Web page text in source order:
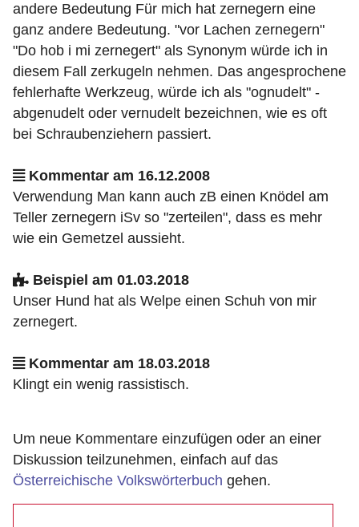
andere Bedeutung Für mich hat zernegern eine
ganz andere Bedeutung. "vor Lachen zernegern"
"Do hob i mi zernegert" als Synonym würde ich in
diesem Fall zerkugeln nehmen. Das angesprochene
fehlerhafte Werkzeug, würde ich als "ognudelt" -
abgenudelt oder vernudelt bezeichnen, wie es oft
bei Schraubenziehern passiert.
Kommentar am 16.12.2008
Verwendung Man kann auch zB einen Knödel am
Teller zernegern iSv so "zerteilen", dass es mehr
wie ein Gemetzel aussieht.
Beispiel am 01.03.2018
Unser Hund hat als Welpe einen Schuh von mir
zernegert.
Kommentar am 18.03.2018
Klingt ein wenig rassistisch.
Um neue Kommentare einzufügen oder an einer
Diskussion teilzunehmen, einfach auf das
Österreichische Volkswörterbuch gehen.